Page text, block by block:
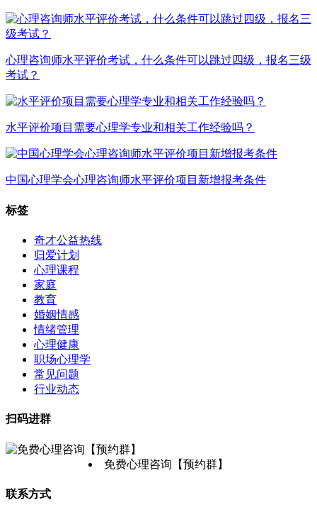
心理咨询师水平评价考试，什么条件可以跳过四级，报名三级
考试？
水平评价项目需要心理学专业和相关工作经验吗？
中国心理学会心理咨询师水平评价项目新增报考条件
标签
奇才公益热线
归爱计划
心理课程
家庭
教育
婚姻情感
情绪管理
心理健康
职场心理学
常见问题
行业动态
扫码进群
免费心理咨询【预约群】
联系方式